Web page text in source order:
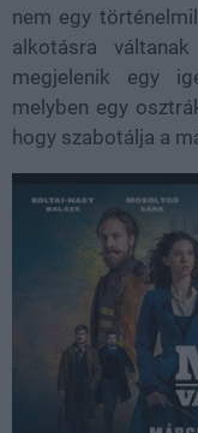
nem egy
alkotásra
megjelenik egy
melyben egy
hogy szabotálja a